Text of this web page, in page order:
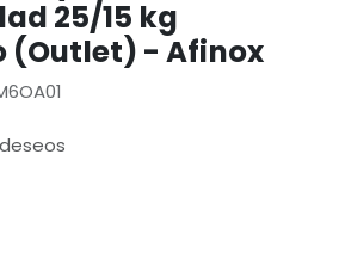
25/15 kg
(Outlet) - Afinox